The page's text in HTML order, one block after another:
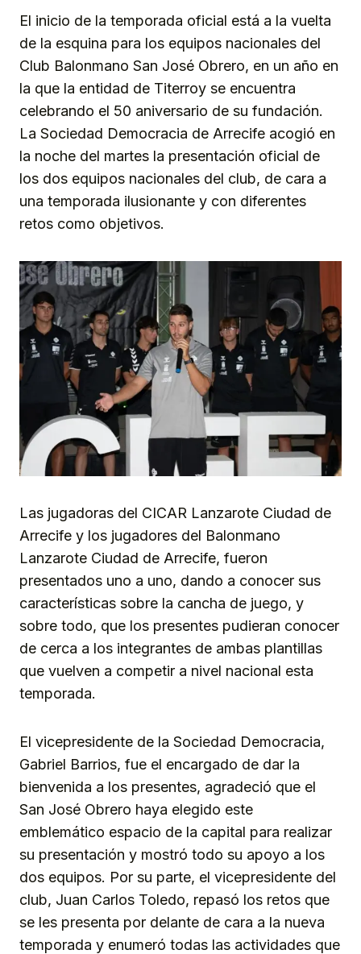
El inicio de la temporada oficial está a la vuelta
de la esquina para los equipos nacionales del
Club Balonmano San José Obrero, en un año en
la que la entidad de Titerroy se encuentra
celebrando el 50 aniversario de su fundación.
La Sociedad Democracia de Arrecife acogió en
la noche del martes la presentación oficial de
los dos equipos nacionales del club, de cara a
una temporada ilusionante y con diferentes
retos como objetivos.
Las jugadoras del CICAR Lanzarote Ciudad de
Arrecife y los jugadores del Balonmano
Lanzarote Ciudad de Arrecife, fueron
presentados uno a uno, dando a conocer sus
características sobre la cancha de juego, y
sobre todo, que los presentes pudieran conocer
de cerca a los integrantes de ambas plantillas
que vuelven a competir a nivel nacional esta
temporada.
El vicepresidente de la Sociedad Democracia,
Gabriel Barrios, fue el encargado de dar la
bienvenida a los presentes, agradeció que el
San José Obrero haya elegido este
emblemático espacio de la capital para realizar
su presentación y mostró todo su apoyo a los
dos equipos. Por su parte, el vicepresidente del
club, Juan Carlos Toledo, repasó los retos que
se les presenta por delante de cara a la nueva
temporada y enumeró todas las actividades que